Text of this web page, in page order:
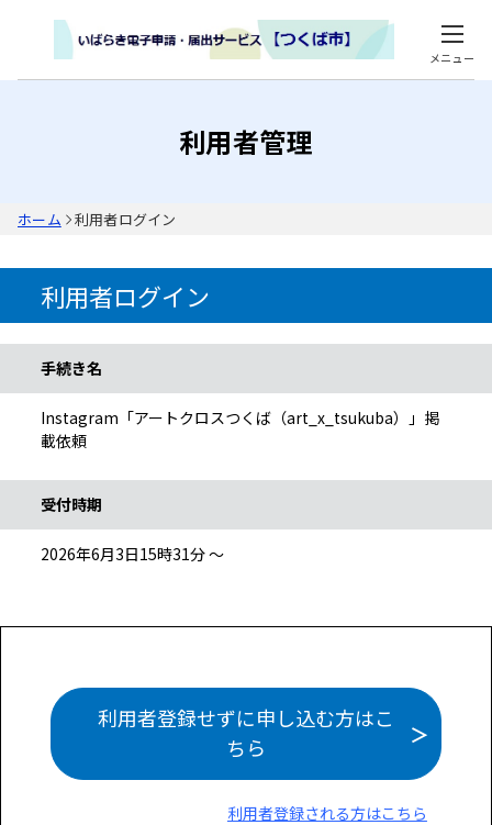
メニュー
利用者管理
ホーム 利用者ログイン
利用者ログイン
手続き名
Instagram「アートクロスつくば（art_x_tsukuba）」掲
載依頼
受付時期
2026年6月3日15時31分 ～
利用者登録せずに申し込む方はこ
ちら
利用者登録される方はこちら